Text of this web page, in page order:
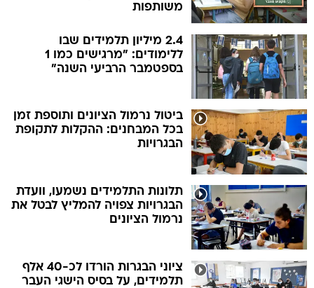
משותפות
2.4 מיליון תלמידים שבו
ללימודים: "מרגישים כמו 1
בספטמבר הרביעי השנה"
ביטול נרמול הציונים ותוספת זמן
בכל המבחנים: ההקלות לתקופת
הבגרויות
תלונות התלמידים נשמעו, וועדת
הבגרויות צפויה להמליץ לבטל את
נרמול הציונים
ציוני הבגרות הורדו לכ-40 אלף
תלמידים, על בסיס הישגי העבר